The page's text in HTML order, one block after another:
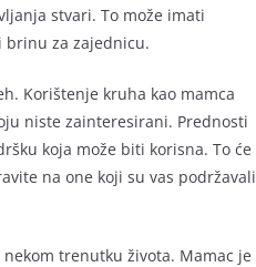
stvari. To može imati
brinu za zajednicu.
Korištenje kruha kao mamca
niste zainteresirani. Prednosti
koja može biti korisna. To će
na one koji su vas podržavali
trenutku života. Mamac je